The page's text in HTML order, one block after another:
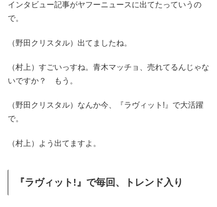
インタビュー記事がヤフーニュースに出てたっていうの
で。
（野田クリスタル）出てましたね。
（村上）すごいっすね。青木マッチョ、売れてるんじゃな
いですか？ もう。
（野田クリスタル）なんか今、『ラヴィット!』で大活躍
で。
（村上）よう出てますよ。
『ラヴィット!』で毎回、トレンド入り